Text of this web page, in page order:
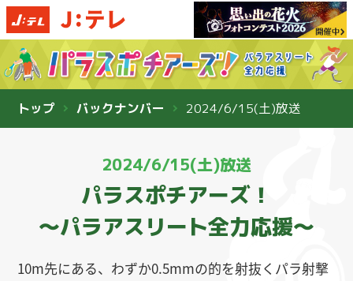
トップ バックナンバー 2024/6/15(土)放送
2024/6/15(土)放送
パラスポチアーズ！
〜パラアスリート全力応援〜
10m先にある、わずか0.5mmの的を射抜くパラ射撃